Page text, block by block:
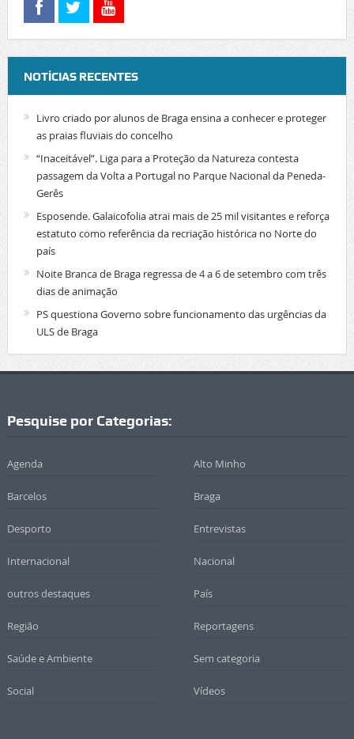
NOTÍCIAS RECENTES
Livro criado por alunos de Braga ensina a conhecer e proteger
as praias fluviais do concelho
“Inaceitável”. Liga para a Proteção da Natureza contesta
passagem da Volta a Portugal no Parque Nacional da Peneda-
Gerês
Esposende. Galaicofolia atrai mais de 25 mil visitantes e reforça
estatuto como referência da recriação histórica no Norte do
país
Noite Branca de Braga regressa de 4 a 6 de setembro com três
dias de animação
PS questiona Governo sobre funcionamento das urgências da
ULS de Braga
Pesquise por Categorias:
Agenda Alto Minho
Barcelos Braga
Desporto Entrevistas
Internacional Nacional
outros destaques País
Região Reportagens
Saúde e Ambiente Sem categoria
Social Vídeos